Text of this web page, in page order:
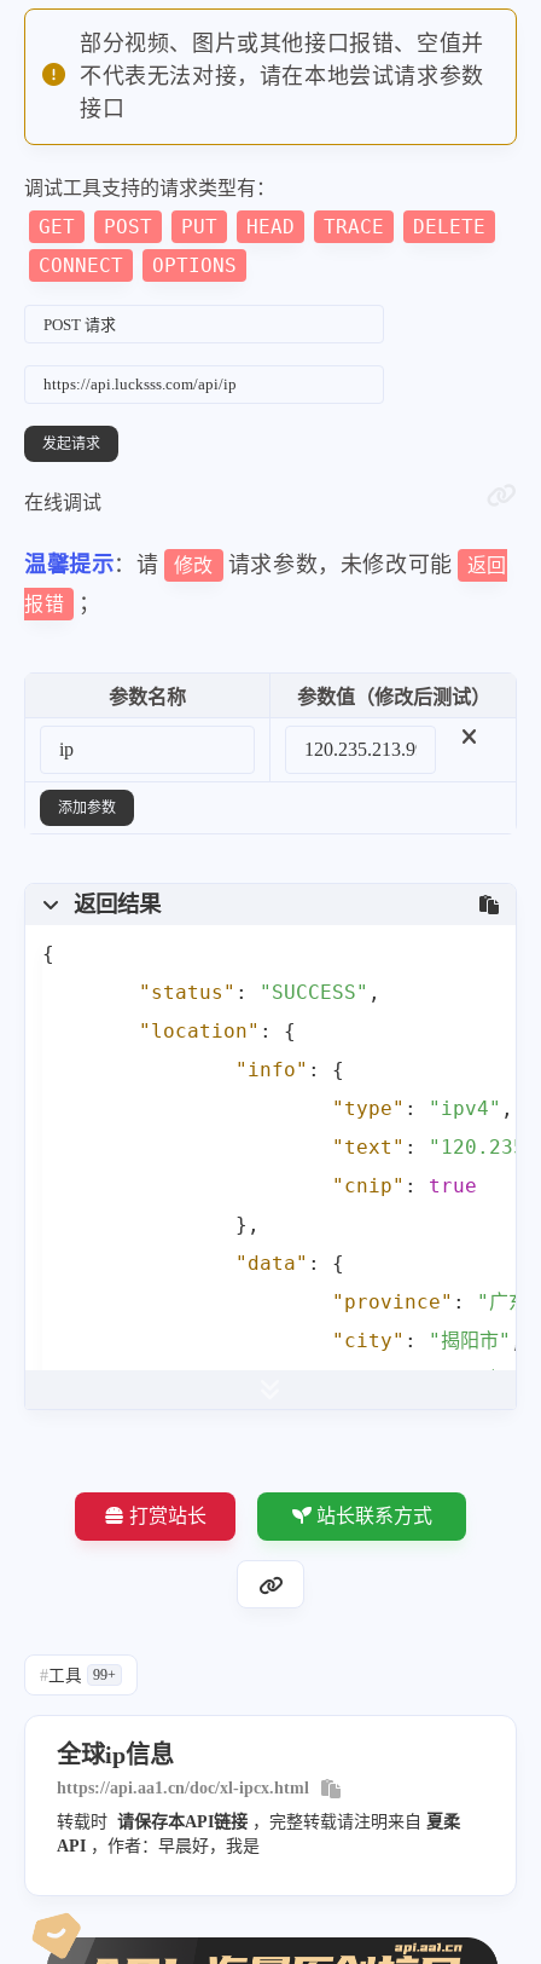
部分视频、图片或其他接口报错、空值并
不代表无法对接，请在本地尝试请求参数
接口
调试工具支持的请求类型有：
GET POST PUT HEAD TRACE
DELETE
CONNECT
OPTIONS
在线调试
温馨提示：请 修改 请求参数，未修改可能
返回
报错
；
参数名称 参数值（修改后测试）
添加参数
返回结果
{
"status" : "SUCCESS" ,
"location" :
{
"info" :
{
"type" : "ipv4" ,
"text" :
"cnip" :
true
} ,
"data" :
{
"province" :
"广东
"city" : "揭阳市"
"other": {
"广东省揭
}
}
打赏站长 站长联系方式
#工具 99+
全球ip信息
https://api.aa1.cn/doc/xl-ipcx.html
转载时 请保存本API链接 ，完整转载请注明来自 夏柔
API ，作者：早晨好，我是